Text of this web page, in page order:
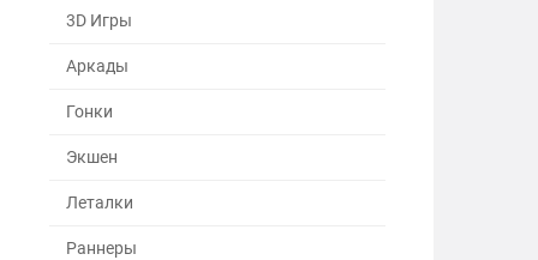
3D Игры
Аркады
Гонки
Экшен
Леталки
Раннеры